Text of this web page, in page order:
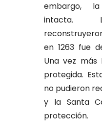
embargo,
intacta.
en 1263 fue
Una vez más
protegida.
no pudieron
y la Santa
protección.